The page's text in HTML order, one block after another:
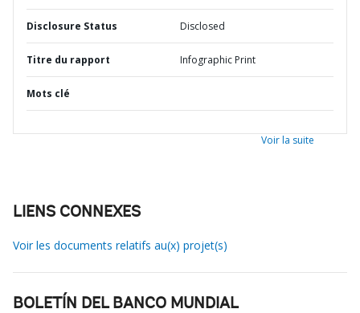
Disclosure Status Disclosed
Titre du rapport Infographic Print
Mots clé
Voir la suite
LIENS CONNEXES
Voir les documents relatifs au(x) projet(s)
BOLETÍN DEL BANCO MUNDIAL